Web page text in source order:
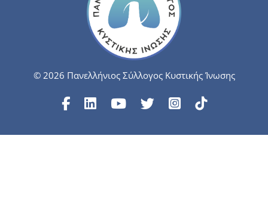
© 2026 Πανελλήνιος Σύλλογος Κυστικής Ίνωσης